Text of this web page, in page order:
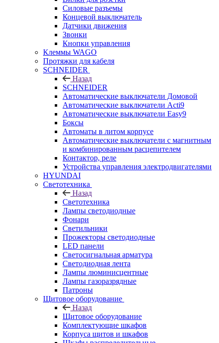
Силовые разъемы
Концевой выключатель
Датчики движения
Звонки
Кнопки управления
Клеммы WAGO
Протяжки для кабеля
SCHNEIDER
Назад
SCHNEIDER
Автоматические выключатели Домовой
Автоматические выключатели Acti9
Автоматические выключатели Easy9
Боксы
Автоматы в литом корпусе
Автоматические выключатели с магнитным
и комбинированным расцепителем
Контактор, реле
Устройства управления электродвигателями
HYUNDAI
Светотехника
Назад
Светотехника
Лампы светодиодные
Фонари
Светильники
Прожекторы светодиодные
LED панели
Светосигнальная арматура
Светодиодная лента
Лампы люминисцентные
Лампы газоразрядные
Патроны
Щитовое оборудование
Назад
Щитовое оборудование
Комплектующие шкафов
Корпуса щитов и шкафов